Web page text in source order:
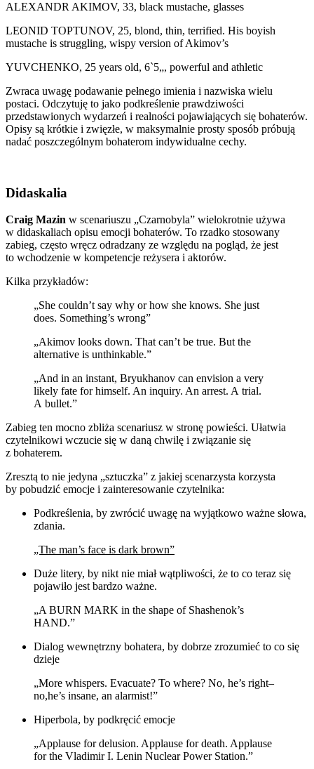
ALEXANDR AKIMOV, 33, black mustache, glasses
LEONID TOPTUNOV, 25, blond, thin, terrified. His boyish
mustache is struggling, wispy version of Akimov’s
YUVCHENKO, 25 years old, 6`5„, powerful and athletic
Zwraca uwagę podawanie pełnego imienia i nazwiska wielu
postaci. Odczytuję to jako podkreślenie prawdziwości
przedstawionych wydarzeń i realności pojawiających się bohaterów.
Opisy są krótkie i zwięzłe, w maksymalnie prosty sposób próbują
nadać poszczególnym bohaterom indywidualne cechy.
Didaskalia
Craig Mazin w scenariuszu „Czarnobyla” wielokrotnie używa
w didaskaliach opisu emocji bohaterów. To rzadko stosowany
zabieg, często wręcz odradzany ze względu na pogląd, że jest
to wchodzenie w kompetencje reżysera i aktorów.
Kilka przykładów:
„She couldn’t say why or how she knows. She just
does. Something’s wrong”
„Akimov looks down. That can’t be true. But the
alternative is unthinkable.”
„And in an instant, Bryukhanov can envision a very
likely fate for himself. An inquiry. An arrest. A trial.
A bullet.”
Zabieg ten mocno zbliża scenariusz w stronę powieści. Ułatwia
czytelnikowi wczucie się w daną chwilę i związanie się
z bohaterem.
Zresztą to nie jedyna „sztuczka” z jakiej scenarzysta korzysta
by pobudzić emocje i zainteresowanie czytelnika:
Podkreślenia, by zwrócić uwagę na wyjątkowo ważne słowa,
zdania.
„The man’s face is dark brown”
Duże litery, by nikt nie miał wątpliwości, że to co teraz się
pojawiło jest bardzo ważne.
„A BURN MARK in the shape of Shashenok’s
HAND.”
Dialog wewnętrzny bohatera, by dobrze zrozumieć to co się
dzieje
„More whispers. Evacuate? To where? No, he’s right–
no,he’s insane, an alarmist!”
Hiperbola, by podkręcić emocje
„Applause for delusion. Applause for death. Applause
for the Vladimir I. Lenin Nuclear Power Station.”